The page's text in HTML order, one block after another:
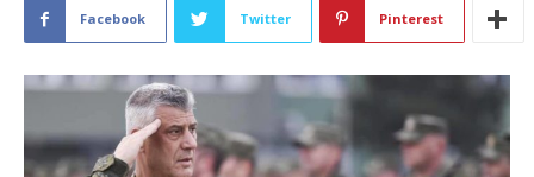
Facebook Twitter Pinterest